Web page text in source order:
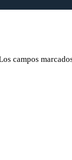
campos